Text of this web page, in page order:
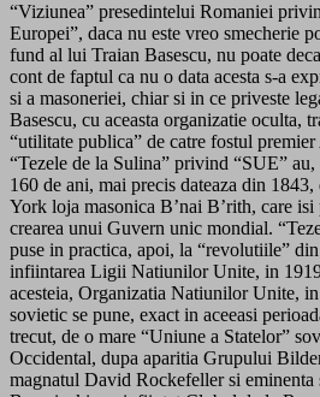
“Viziunea” presedintelui Romaniei
Europei”, daca nu este vreo smecherie
fund al lui Traian Basescu, nu poate
cont de faptul ca nu o data acesta s-a
si a masoneriei, chiar si in ce priveste
Basescu, cu aceasta organizatie oculta,
“utilitate publica” de catre fostul premier
“Tezele de la Sulina” privind “SUE”
160 de ani, mai precis dateaza din
York loja masonica B’nai B’rith, care
crearea unui Guvern unic mondial.
puse in practica, apoi, la “revolutiile”
infiintarea Ligii Natiunilor Unite, in
acesteia, Organizatia Natiunilor Unite,
sovietic se pune, exact in aceeasi
trecut, de o mare “Uniune a Statelor”
Occidental, dupa aparitia Grupului
magnatul David Rockefeller si